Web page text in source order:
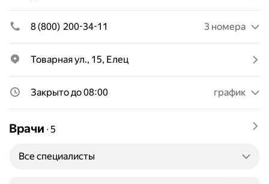
8 (800) 200-34-11 3 номера
Товарная ул., 15, Елец
Закрыто до 08:00 график
Врачи ∙ 5
Все специалисты